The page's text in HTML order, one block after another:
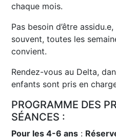
chaque mois.
Pas besoin d’être
souvent, toutes les
convient.
Rendez-vous au Delta,
enfants sont pris en
PROGRAMME DES
SÉANCES :
Pour les 4-6 ans :